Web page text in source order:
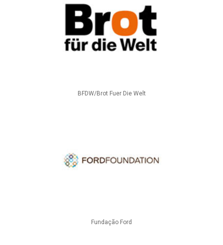
BFDW/Brot Fuer Die Welt
Fundação Ford